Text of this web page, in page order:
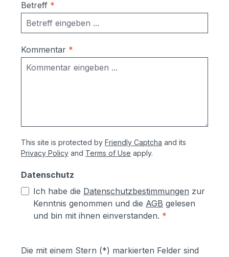
(2-Draht-Technik) einfache Installation,
dadurch geringere Kosten für
Handwerker einfache Bedienung nähere
Informationen zu comelit finden Sie
unter https://www.comelitgroup.com/de-
de/ Sollten Sie zusätzliche
Betreff *
Kommentar *
This site is protected by Friendly Captcha and its
Privacy Policy and Terms of Use apply.
Datenschutz
Ich habe die Datenschutzbestimmungen zur
Kenntnis genommen und die AGB gelesen
und bin mit ihnen einverstanden. *
Die mit einem Stern (*) markierten Felder sind